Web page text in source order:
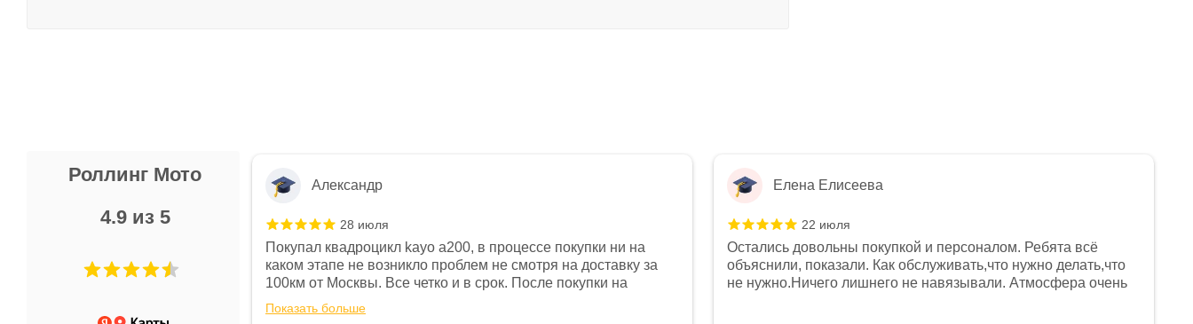
Роллинг Мото
4.9 из 5
Не понравились условия
и дают только на год)
Александр
28 июля
Покупал квадроцикл kayo a200, в процессе покупки ни на
каком этапе не возникло проблем не смотря на доставку за
100км от Москвы. Все четко и в срок. После покупки на
спидометре всегда был 0, при этом представители магазина
постоянно были на связи и в итоге проблема была решена.
Показать больше
Елена Елисеева
22 июля
Остались довольны покупкой и персоналом. Ребята всё
объяснили, показали. Как обслуживать,что нужно делать,что
не нужно.Ничего лишнего не навязывали. Атмосфера очень